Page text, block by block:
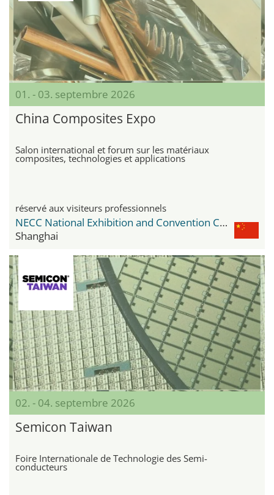
01. - 03. septembre 2026
China Composites Expo
Salon international et forum sur les matériaux
composites, technologies et applications
réservé aux visiteurs professionnels
NECC National Exhibition and Convention Center
Shanghai
02. - 04. septembre 2026
Semicon Taiwan
Foire Internationale de Technologie des Semi-
conducteurs